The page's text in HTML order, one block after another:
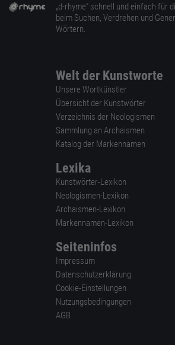
„d-rhyme” schnell und einfach für
beim Suchen, Verdrehen und
Wörtern.
Welt der Kunstworte
Unsere Wortkünstler
Übersicht der Kunstwörter
Verzeichnis der Neologismen
Sammlung an Archaismen
Katalog der Markennamen
Lexika
Kunstwörter-Lexikon
Neologismen-Lexikon
Archaismen-Lexikon
Markennamen-Lexikon
Seiteninfos
Impressum
Datenschutzerklärung
Cookie-Einstellungen
Nutzungsbedingungen
AGB